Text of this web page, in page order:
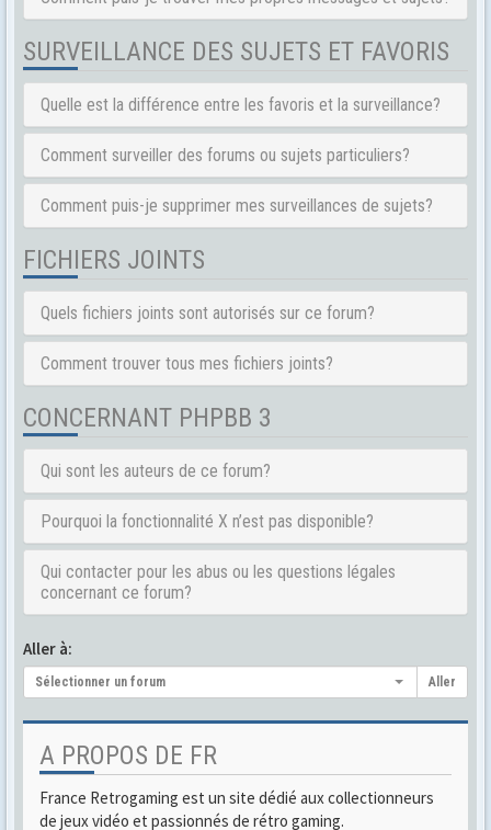
SURVEILLANCE DES SUJETS ET FAVORIS
Quelle est la différence entre les favoris et la surveillance?
Comment surveiller des forums ou sujets particuliers?
Comment puis-je supprimer mes surveillances de sujets?
FICHIERS JOINTS
Quels fichiers joints sont autorisés sur ce forum?
Comment trouver tous mes fichiers joints?
CONCERNANT PHPBB 3
Qui sont les auteurs de ce forum?
Pourquoi la fonctionnalité X n’est pas disponible?
Qui contacter pour les abus ou les questions légales
concernant ce forum?
Aller à:
Sélectionner un forum Aller
A PROPOS DE FR
France Retrogaming est un site dédié aux collectionneurs
de jeux vidéo et passionnés de rétro gaming.